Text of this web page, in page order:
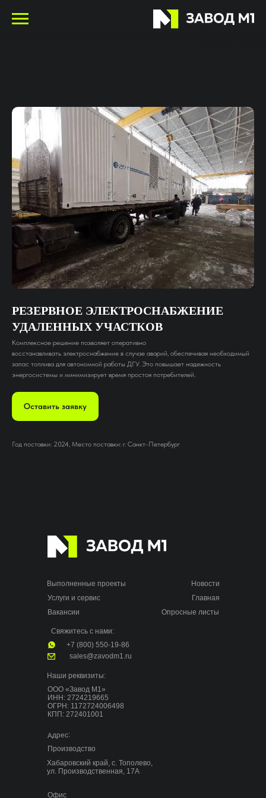
РЕЗЕРВНОЕ ЭЛЕКТРОСНАБЖЕНИЕ
УДАЛЕННЫХ УЧАСТКОВ
Комплексное решение позволяет оперативно
восстанавливать электроснабжение в случае аварий, обеспечивая необходимый
запас топлива для автономной работы ДГУ. Это повышает надежность
энергосистемы и минимизирует время простоя потребителей.
Оставить заявку
Год поставки: 2024, Место поставки: г. Санкт-Петербург
Адрес:
Вакансии
Выполненные проекты
Услуги и сервис
Опросные листы
Новости
Главная
Свяжитесь с нами:
Наши реквизиты:
Производство
Хабаровский край, с. Тополево,
ул. Производственная, 17А
Офис
sales@zavodm1.ru
+7 (800) 550-19-86
ООО «Завод М1»
ИНН: 2724219665
ОГРН: 1172724006498
КПП: 272401001